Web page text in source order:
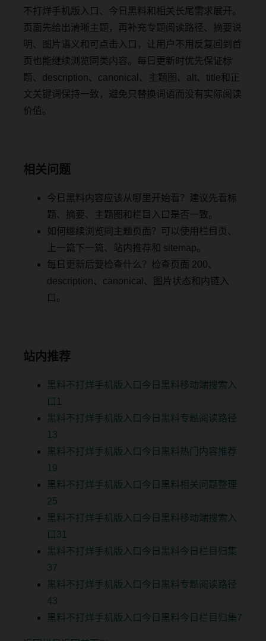
不打烊手机版入口、今日黑料和相关长尾需求展开。
页面先给出清晰主题，再补充专题阅读路径、摘要说
明、图片语义和可点击入口，让用户不用反复回到首
页也能继续浏览同类内容。每日更新时优先保证标
题、description、canonical、主题图、alt、title和正
文关键词保持一致，避免只替换词语而没有实际阅读
价值。
相关问题
今日黑料内容应该从哪里开始看？建议先看标
题、摘要、主题图和栏目入口是否一致。
如何继续浏览同主题页面？可以使用栏目页、
上一篇下一篇、站内推荐和 sitemap。
每日更新后要检查什么？检查页面 200、
description、canonical、图片状态和内链入
口。
站内推荐
黑料不打烊手机版入口今日黑料移动端搜索入
口1
黑料不打烊手机版入口今日黑料专题阅读路径
13
黑料不打烊手机版入口今日黑料热门内容推荐
19
黑料不打烊手机版入口今日黑料相关问题整理
25
黑料不打烊手机版入口今日黑料移动端搜索入
口31
黑料不打烊手机版入口今日黑料今日栏目归集
37
黑料不打烊手机版入口今日黑料专题阅读路径
43
黑料不打烊手机版入口今日黑料今日栏目归集7